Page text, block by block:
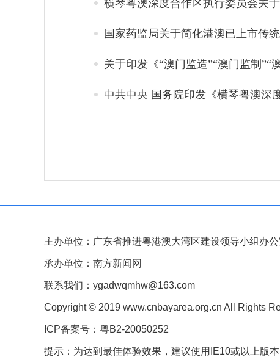
国家药监局关于简化港澳已上市传
关于印发《“澳门监造”“澳门监制
中共中央 国务院印发《横琴粤澳深
主办单位：广东省推进粤港澳大湾区建设领导小组办公
承办单位：南方新闻网
联系我们：ygadwqmhw@163.com
Copyright © 2019 www.cnbayarea.org.cn All Rights
ICP备案号：粤B2-20050252
提示：为达到最佳体验效果，建议使用IE10或以上版本